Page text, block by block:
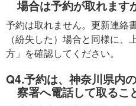
場合は予約が取れます
予約は取れません。更新連絡
（紛失した）場合と同様に
方」を確認してください。
Q4.予約は、神奈川県内
察署へ電話して取るこ